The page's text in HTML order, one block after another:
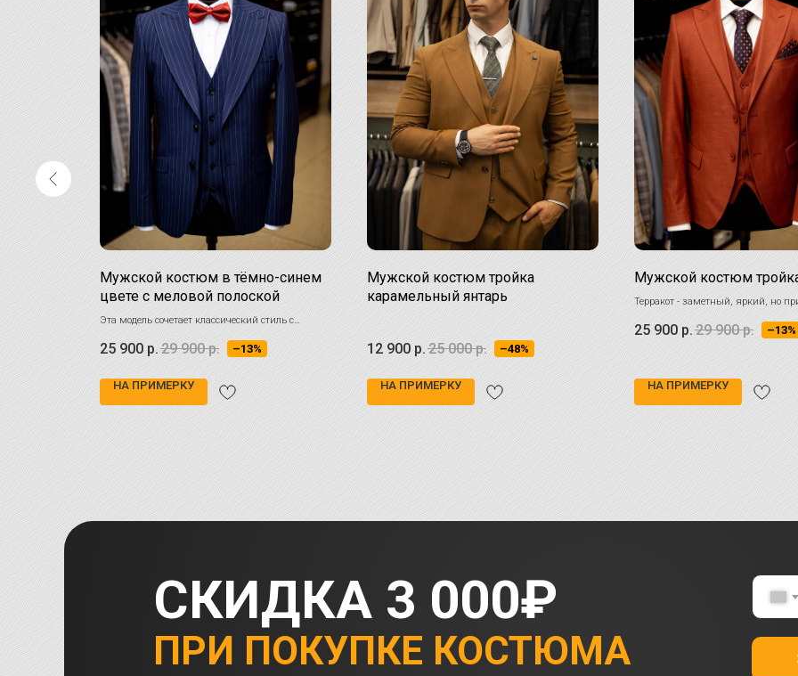
тёмно-
элементами
Мужской костюм в тёмно-синем
цвете с меловой полоской
Эта модель сочетает классический стиль с
современными акцентами, что делает её
отличным выбором для тех, кто хочет
выделиться, сохраняя элегантность.
25 900 р. 29 900 р. –13%
НА ПРИМЕРКУ
Мужской костюм тройка
карамельный янтарь
12 900 р.25 000 р. –48%
НА ПРИМЕРКУ
Мужской костюм
Терракот - заметный, яркий, но
природный цвет.
Костюм подходит не только для
и прекрасно впишется в
25 900 р. 29 900 р. –13%
НА ПРИМЕРКУ
ПРИ ПОКУПКЕ КОСТЮМА
СКИДКА 3 000₽